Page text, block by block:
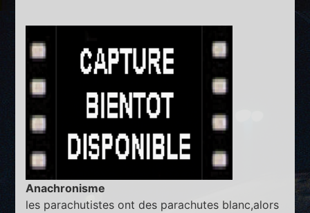
Anachronisme
les parachutistes ont des parachutes blanc,alors